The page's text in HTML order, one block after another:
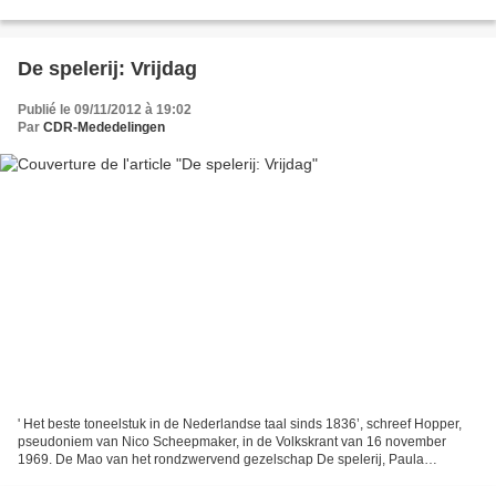
De spelerij: Vrijdag
Publié le 09/11/2012 à 19:02
Par CDR-Mededelingen
' Het beste toneelstuk in de Nederlandse taal sinds 1836’, schreef Hopper,
pseudoniem van Nico Scheepmaker, in de Volkskrant van 16 november
1969. De Mao van het rondzwervend gezelschap De spelerij, Paula